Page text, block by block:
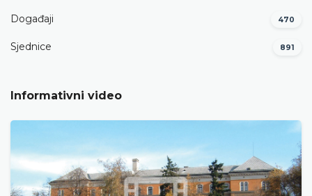
Događaji 470
Sjednice 891
Informativni video